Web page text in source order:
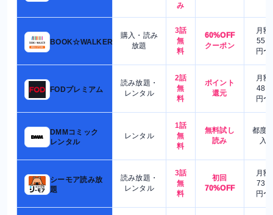
み
BOOK☆WALKER
購入・読み
放題
3話
無
料
60%OFF
クーポン
月額
550
円〜
FODプレミアム
読み放題・
レンタル
2話
無
料
ポイント
還元
月額
480
円〜
DMMコミック
レンタル
レンタル
1話
無
料
無料試し
読み
都度
入
シーモア読み放
題
読み放題・
レンタル
3話
無
料
初回
70%OFF
月額
730
円〜